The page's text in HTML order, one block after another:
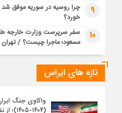
9
چرا روسیه در سوریه موفق
خورد؟
10
سفر سرپرست وزارت خارجه
مسعود؛ ماجرا چیست؟ /
تازه های ایراس
واکاوی جنگ
(۱۴۰۴-